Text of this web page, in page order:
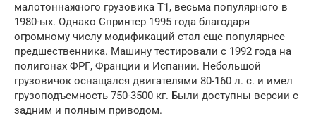
малотоннажного грузовика Т1, весьма популярного в
1980-ых. Однако Спринтер 1995 года благодаря
огромному числу модификаций стал еще популярнее
предшественника. Машину тестировали с 1992 года на
полигонах ФРГ, Франции и Испании. Небольшой
грузовичок оснащался двигателями 80-160 л. с. и имел
грузоподъемность 750-3500 кг. Были доступны версии с
задним и полным приводом.